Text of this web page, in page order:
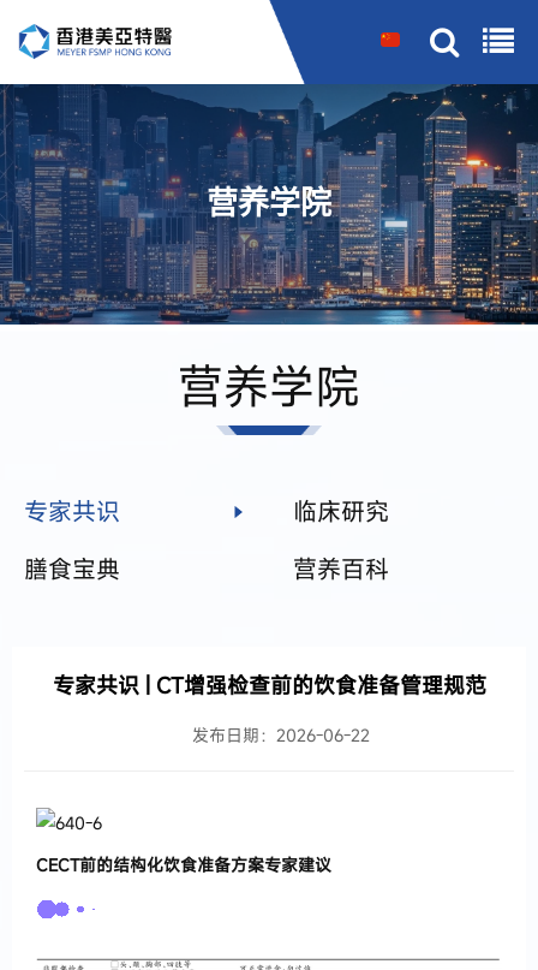
搜索
营养学院
营养学院
专家共识
临床研究
膳食宝典
营养百科
专家共识 | CT增强检查前的饮食准备管理规范
发布日期：2026-06-22
CECT前的结构化饮食准备方案专家建议